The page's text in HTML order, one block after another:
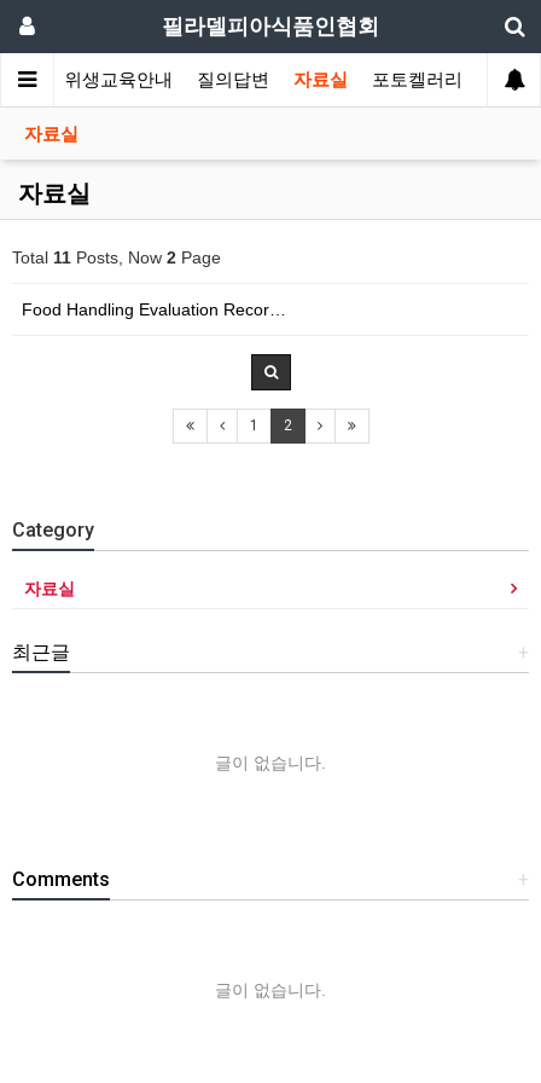
필라델피아식품인협회
식 위생교육안내 질의답변 자료실 포토켈러리
자료실
자료실
Total 11 Posts, Now 2 Page
Food Handling Evaluation Recor…
1 2
Category
자료실
+
최근글
글이 없습니다.
+
Comments
글이 없습니다.